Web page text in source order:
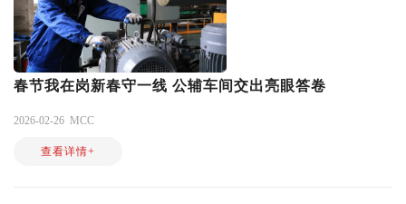
春节我在岗新春守一线 公辅车间交出亮眼答卷
2026-02-26 MCC
查看详情+